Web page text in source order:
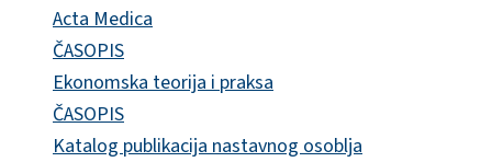
Acta Medica
ČASOPIS
Ekonomska teorija i praksa
ČASOPIS
Katalog publikacija nastavnog osoblja